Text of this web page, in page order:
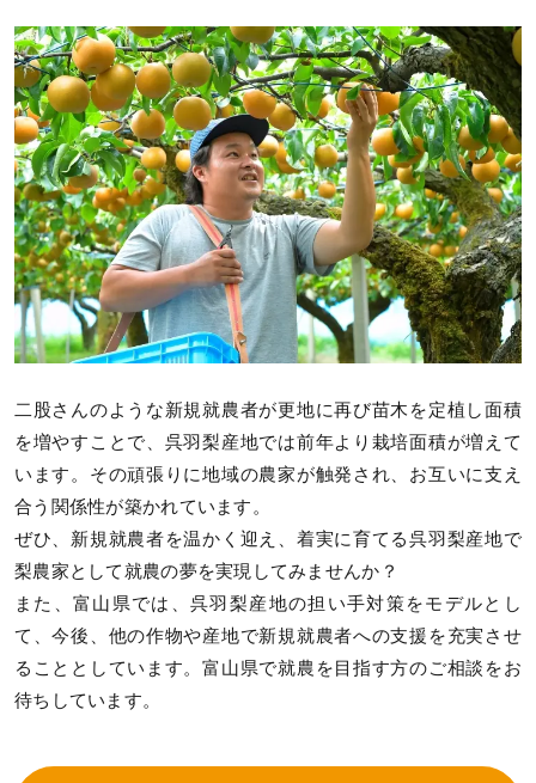
二股さんのような新規就農者が更地に再び苗木を定植し面積
を増やすことで、呉羽梨産地では前年より栽培面積が増えて
います。その頑張りに地域の農家が触発され、お互いに支え
合う関係性が築かれています。
ぜひ、新規就農者を温かく迎え、着実に育てる呉羽梨産地で
梨農家として就農の夢を実現してみませんか？
また、富山県では、呉羽梨産地の担い手対策をモデルとし
て、今後、他の作物や産地で新規就農者への支援を充実させ
ることとしています。富山県で就農を目指す方のご相談をお
待ちしています。